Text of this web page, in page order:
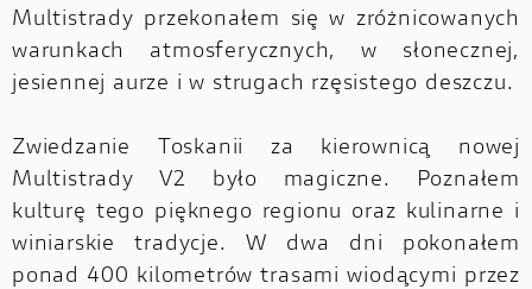
Multistrady przekonałem się w zróżnicowanych
warunkach atmosferycznych, w słonecznej,
jesiennej aurze i w strugach rzęsistego deszczu.
Zwiedzanie Toskanii za kierownicą nowej
Multistrady V2 było magiczne. Poznałem
kulturę tego pięknego regionu oraz kulinarne i
winiarskie tradycje. W dwa dni pokonałem
ponad 400 kilometrów trasami wiodącymi przez